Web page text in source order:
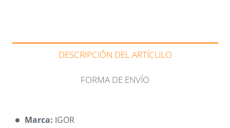
DESCRIPCIÓN DEL ARTÍCULO
FORMA DE ENVÍO
Marca: IGOR